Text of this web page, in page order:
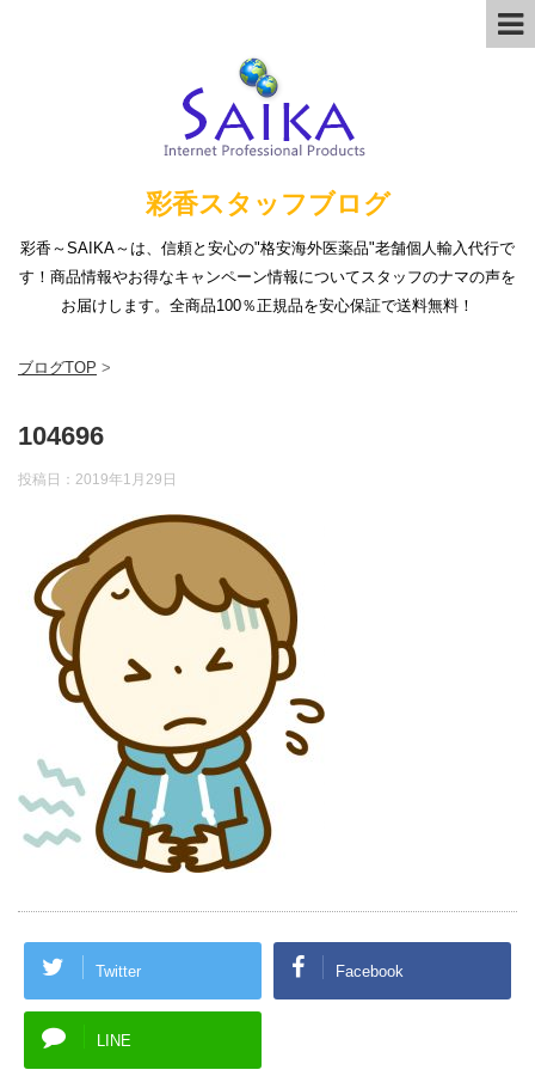
彩香スタッフブログ
彩香～SAIKA～は、信頼と安心の"格安海外医薬品"老舗個人輸入代行で
す！商品情報やお得なキャンペーン情報についてスタッフのナマの声を
お届けします。全商品100％正規品を安心保証で送料無料！
ブログTOP >
104696
投稿日： 2019年1月29日
Twitter Facebook
LINE